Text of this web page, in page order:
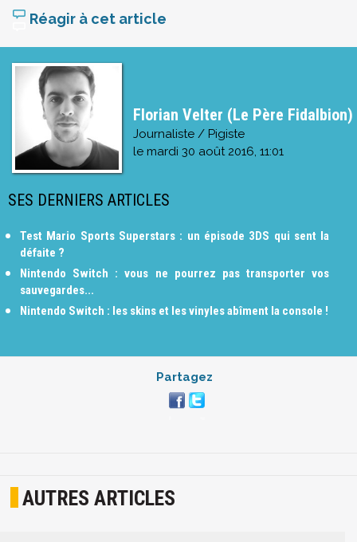
Réagir à cet article
Florian Velter (Le Père Fidalbion)
Journaliste / Pigiste
le mardi 30 août 2016, 11:01
SES DERNIERS ARTICLES
Test Mario Sports Superstars : un épisode 3DS qui sent la
défaite ?
Nintendo Switch : vous ne pourrez pas transporter vos
sauvegardes...
Nintendo Switch : les skins et les vinyles abîment la console !
Partagez
AUTRES ARTICLES